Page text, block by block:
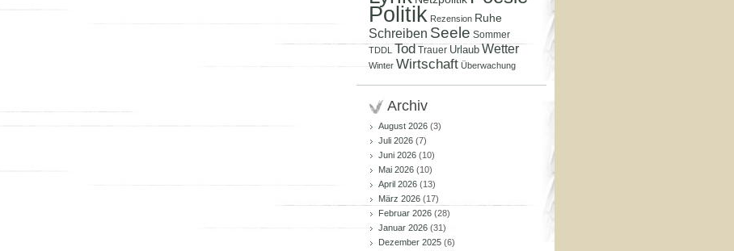
Politik Rezension Ruhe
Schreiben Seele Sommer
TDDL Tod Trauer Urlaub Wetter
Winter Wirtschaft Überwachung
Archiv
August 2026 (3)
Juli 2026 (7)
Juni 2026 (10)
Mai 2026 (10)
April 2026 (13)
März 2026 (17)
Februar 2026 (28)
Januar 2026 (31)
Dezember 2025 (6)